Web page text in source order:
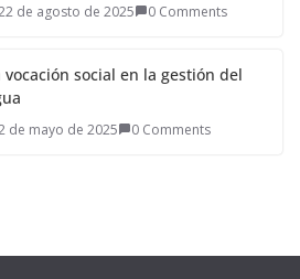
de agosto de 2025 0 Comments
vocación social en la gestión del
de mayo de 2025 0 Comments